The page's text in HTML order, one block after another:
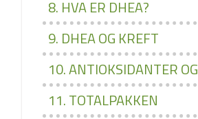
8. HVA ER DHEA?
9. DHEA OG KREFT
10. ANTIOKSIDANTER
11. TOTALPAKKEN